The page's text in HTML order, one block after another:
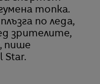
топка.
по леда,
зрителите,
пише
Star.